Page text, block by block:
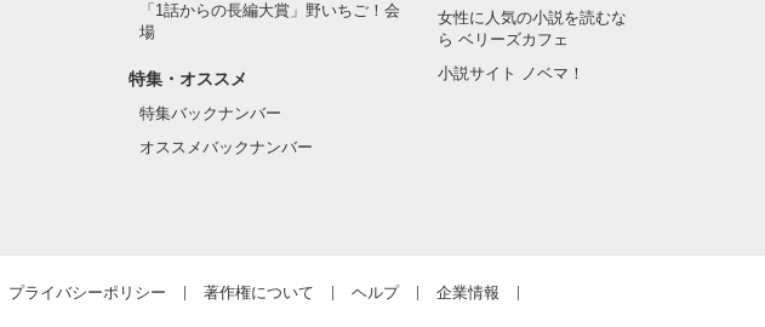
「1話からの長編大賞」野いちご！会
場
特集・オススメ
特集バックナンバー
オススメバックナンバー
女性に人気の小説を読むな
ら ベリーズカフェ
小説サイト ノベマ！
プライバシーポリシー 著作権について ヘルプ 企業情報